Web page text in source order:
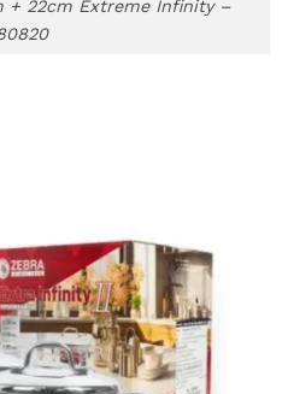
+ 22cm Extreme Infinity –